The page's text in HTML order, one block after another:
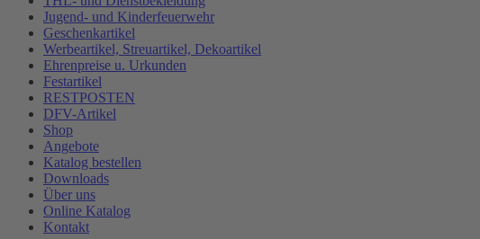
Jugend- und Kinderfeuerwehr
Geschenkartikel
Werbeartikel, Streuartikel, Dekoartikel
Ehrenpreise u. Urkunden
Festartikel
RESTPOSTEN
DFV-Artikel
Shop
Angebote
Katalog bestellen
Downloads
Über uns
Online Katalog
Kontakt